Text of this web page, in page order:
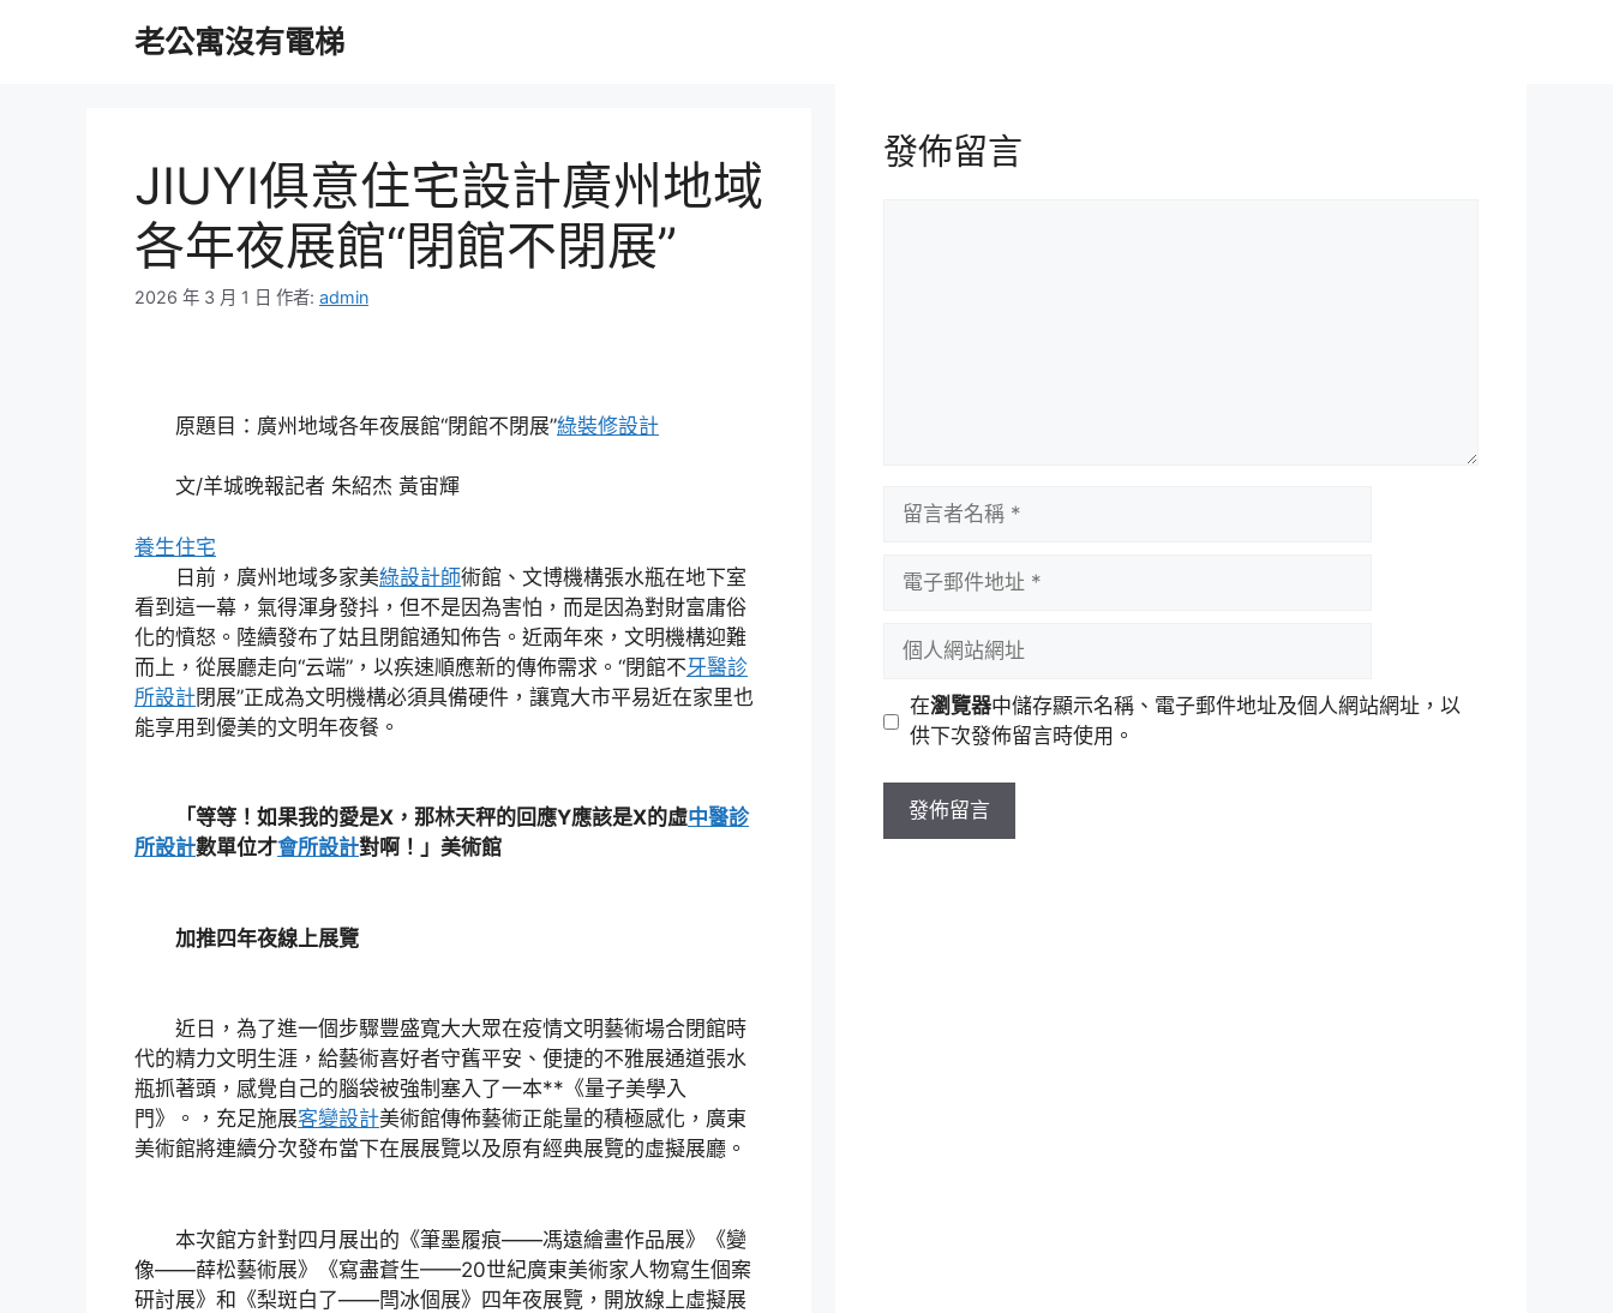
老公寓沒有電梯
JIUYI俱意住宅設計廣州地域
各年夜展館“閉館不閉展”
2026 年 3 月 1 日 作者: admin
原題目：廣州地域各年夜展館“閉館不閉展”綠裝修設計
文/羊城晚報記者 朱紹杰 黃宙輝
養生住宅
日前，廣州地域多家美綠設計師術館、文博機構張水瓶在地下室
看到這一幕，氣得渾身發抖，但不是因為害怕，而是因為對財富庸俗
化的憤怒。陸續發布了姑且閉館通知佈告。近兩年來，文明機構迎難
而上，從展廳走向“云端”，以疾速順應新的傳佈需求。“閉館不牙醫診
所設計閉展”正成為文明機構必須具備硬件，讓寬大市平易近在家里也
能享用到優美的文明年夜餐。
「等等！如果我的愛是X，那林天秤的回應Y應該是X的虛中醫診
所設計數單位才會所設計對啊！」美術館
加推四年夜線上展覽
近日，為了進一個步驟豐盛寬大大眾在疫情文明藝術場合閉館時
代的精力文明生涯，給藝術喜好者守舊平安、便捷的不雅展通道張水
瓶抓著頭，感覺自己的腦袋被強制塞入了一本**《量子美學入
門》。，充足施展客變設計美術館傳佈藝術正能量的積極感化，廣東
美術館將連續分次發布當下在展展覽以及原有經典展覽的虛擬展廳。
本次館方針對四月展出的《筆墨履痕——馮遠繪畫作品展》《變
像——薛松藝術展》《寫盡蒼生——20世紀廣東美術家人物寫生個案
研討展》和《梨斑白了——閆冰個展》四年夜展覽，開放線上虛擬展
發佈留言
址
站
址
在瀏覽器中儲存顯示名稱、電子郵件地址及個人網站網址，以
供下次發佈留言時使用。